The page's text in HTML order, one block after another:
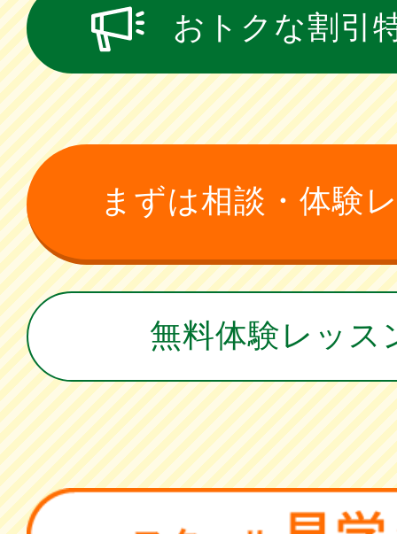
おトクな割引
まずは相談・体験
無料体験レッス